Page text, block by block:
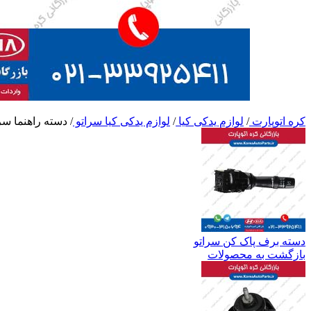
کره اتوپارت/ لوازم یدکی کیا/ لوازم یدکی کیا سراتو/ دسته راهنما
دسته برف پاک کن سراتو
بازگشت به محصولات